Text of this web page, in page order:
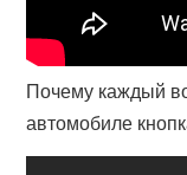
Почему каждый
автомобиле